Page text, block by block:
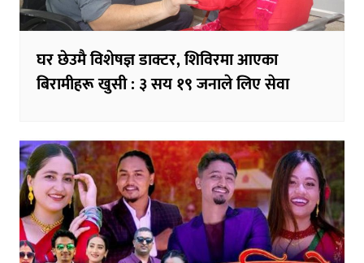
घर छेउमै विशेषज्ञ डाक्टर, शिविरमा आएका
बिरामीहरू खुसी : ३ सय १९ जनाले लिए सेवा